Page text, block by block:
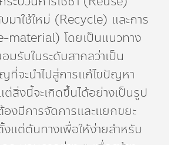
มาใช้ใหม่ (Recycle) และการ
material) โดยเป็นแนวทาง
มรับในระดับสากลว่าเป็น
ที่จะนำไปสู่การแก้ไขปัญหา
สิ่งนี้จะเกิดขึ้นได้อย่างเป็นรูป
งมีการจัดการและเเยกขยะ
แต่ต้นทางเพื่อให้ง่ายสำหรับ